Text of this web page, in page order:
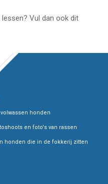
Vul dan ook dit
honden
en foto's van rassen
honden die in de fokkerij zitten